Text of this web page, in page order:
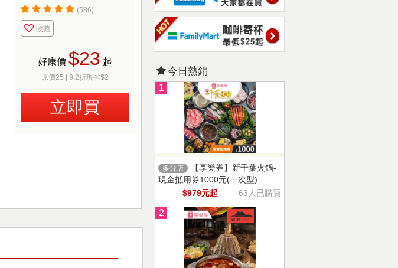
(586)
收藏
好康價 $23 起
原價25 | 9.2折現省$2
立即買
今日熱銷
1
多分店
【享樂券】新千葉火鍋-
現金抵用券1000元(一次型)
$979元起
63人已購買
2